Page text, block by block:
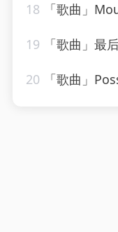
18 「歌曲」
19 「歌曲」最
20 「歌曲」